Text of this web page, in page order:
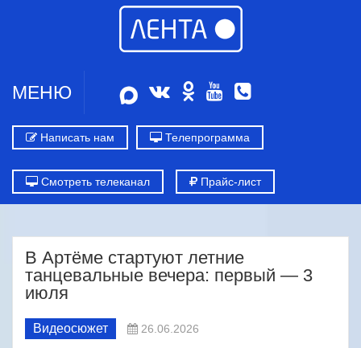
МЕНЮ
Написать нам Телепрограмма
Смотреть телеканал Прайс-лист
В Артёме стартуют летние
танцевальные вечера: первый — 3
июля
Видеосюжет 26.06.2026